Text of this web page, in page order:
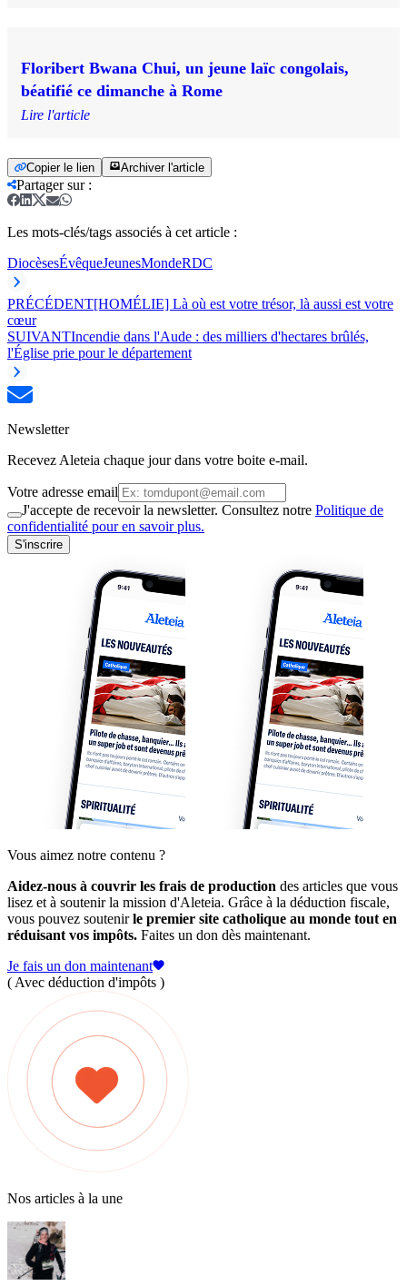
Floribert Bwana Chui, un jeune laïc congolais,
béatifié ce dimanche à Rome
Lire l'article
Copier le lien Archiver l'article
Partager sur:
Les mots-clés/tags associés à cet article :
DiocèsesÉvêqueJeunesMondeRDC
PRÉCÉDENT[HOMÉLIE] Là où est votre trésor, là aussi est votre
cœur
SUIVANTIncendie dans l'Aude : des milliers d'hectares brûlés,
l'Église prie pour le département
Newsletter
Recevez Aleteia chaque jour dans votre boite e-mail.
Votre adresse email
J'accepte de recevoir la newsletter. Consultez notre Politique de
confidentialité pour en savoir plus.
S'inscrire
Vous aimez notre contenu ?
Aidez-nous à couvrir les frais de production des articles que vous
lisez et à soutenir la mission d'Aleteia. Grâce à la déduction fiscale,
vous pouvez soutenirle premier site catholique au monde tout en
réduisant vos impôts. Faites un don dès maintenant.
Je fais un don maintenant
( Avec déduction d'impôts )
Nos articles à la une